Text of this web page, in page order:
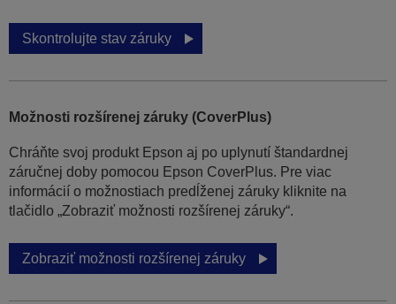
Skontrolujte stav záruky
Možnosti rozšírenej záruky (CoverPlus)
Chráňte svoj produkt Epson aj po uplynutí štandardnej
záručnej doby pomocou Epson CoverPlus. Pre viac
informácií o možnostiach predĺženej záruky kliknite na
tlačidlo „Zobraziť možnosti rozšírenej záruky“.
Zobraziť možnosti rozšírenej záruky